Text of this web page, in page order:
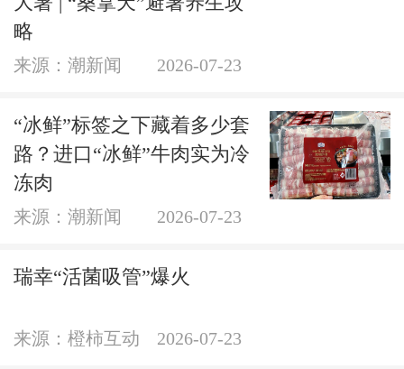
略
来源：潮新闻 2026-07-23
“冰鲜”标签之下藏着多少套
路？进口“冰鲜”牛肉实为冷
冻肉
来源：潮新闻 2026-07-23
瑞幸“活菌吸管”爆火
来源：橙柿互动 2026-07-23